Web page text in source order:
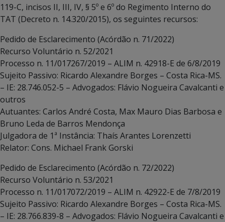
119-C, incisos II, III, IV, § 5º e 6º do Regimento Interno do
TAT (Decreto n. 14.320/2015), os seguintes recursos:
Pedido de Esclarecimento (Acórdão n. 71/2022)
Recurso Voluntário n. 52/2021
Processo n. 11/017267/2019 – ALIM n. 42918-E de 6/8/2019
Sujeito Passivo: Ricardo Alexandre Borges – Costa Rica-MS.
– IE: 28.746.052-5 – Advogados: Flávio Nogueira Cavalcanti e
outros
Autuantes: Carlos André Costa, Max Mauro Dias Barbosa e
Bruno Leda de Barros Mendonça
Julgadora de 1ª Instância: Thaís Arantes Lorenzetti
Relator: Cons. Michael Frank Gorski
Pedido de Esclarecimento (Acórdão n. 72/2022)
Recurso Voluntário n. 53/2021
Processo n. 11/017072/2019 – ALIM n. 42922-E de 7/8/2019
Sujeito Passivo: Ricardo Alexandre Borges – Costa Rica-MS.
– IE: 28.766.839-8 – Advogados: Flávio Nogueira Cavalcanti e